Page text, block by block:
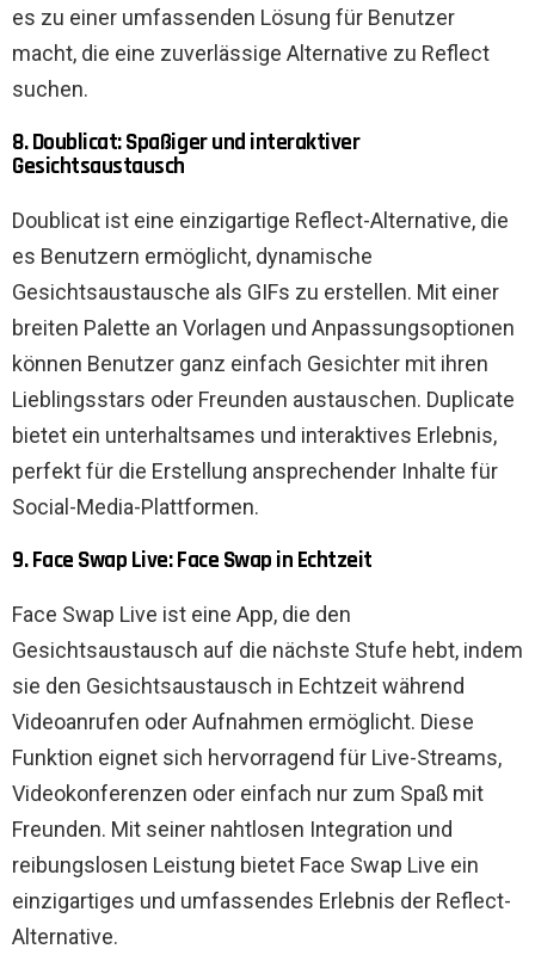
es zu einer umfassenden Lösung für Benutzer
macht, die eine zuverlässige Alternative zu Reflect
suchen.
8. Doublicat: Spaßiger und interaktiver
Gesichtsaustausch
Doublicat ist eine einzigartige Reflect-Alternative, die
es Benutzern ermöglicht, dynamische
Gesichtsaustausche als GIFs zu erstellen. Mit einer
breiten Palette an Vorlagen und Anpassungsoptionen
können Benutzer ganz einfach Gesichter mit ihren
Lieblingsstars oder Freunden austauschen. Duplicate
bietet ein unterhaltsames und interaktives Erlebnis,
perfekt für die Erstellung ansprechender Inhalte für
Social-Media-Plattformen.
9. Face Swap Live: Face Swap in Echtzeit
Face Swap Live ist eine App, die den
Gesichtsaustausch auf die nächste Stufe hebt, indem
sie den Gesichtsaustausch in Echtzeit während
Videoanrufen oder Aufnahmen ermöglicht. Diese
Funktion eignet sich hervorragend für Live-Streams,
Videokonferenzen oder einfach nur zum Spaß mit
Freunden. Mit seiner nahtlosen Integration und
reibungslosen Leistung bietet Face Swap Live ein
einzigartiges und umfassendes Erlebnis der Reflect-
Alternative.